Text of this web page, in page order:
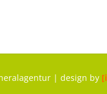
| design by